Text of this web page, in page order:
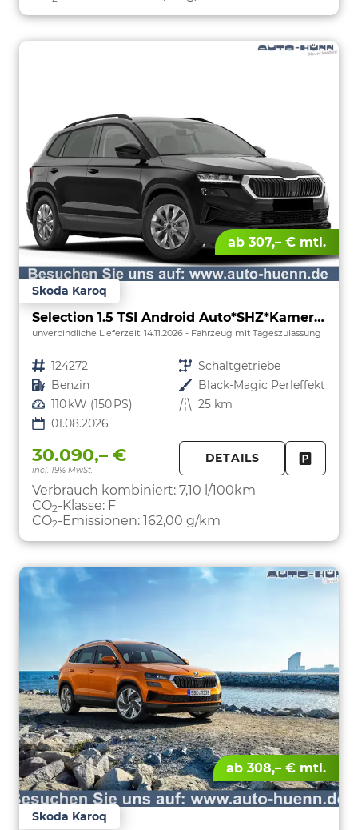
ab 307,– € mtl.
Skoda Karoq
Selection 1.5 TSI Android Auto*SHZ*Kamera*PDC v/h*Klimaauto*SUNSET*LED
unverbindliche Lieferzeit: 14.11.2026 Fahrzeug mit Tageszulassung
Fahrzeugnr. 124272 Getriebe Schaltgetriebe
Kraftstoff Benzin Außenfarbe Black-Magic Perleffekt
Leistung 110 kW (150 PS) Kilometerstand 25 km
01.08.2026
30.090,– €
incl. 19% MwSt.
DETAILS
Verbrauch kombiniert: 7,10 l/100km
CO2-Klasse: F
CO2-Emissionen: 162,00 g/km
ab 308,– € mtl.
Skoda Karoq